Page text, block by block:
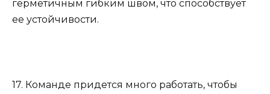
герметичным гибким швом, что способствует
ее устойчивости.
17. Команде придется много работать, чтобы